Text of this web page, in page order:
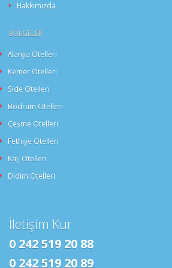
Hakkımızda
BÖLGELER
Alanya Otelleri
Kemer Otelleri
Side Otelleri
Bodrum Otelleri
Çeşme Otelleri
Fethiye Otelleri
Kaş Otelleri
Didim Otelleri
İletişim Kur
0 242 519 20 88
0 242 519 20 89